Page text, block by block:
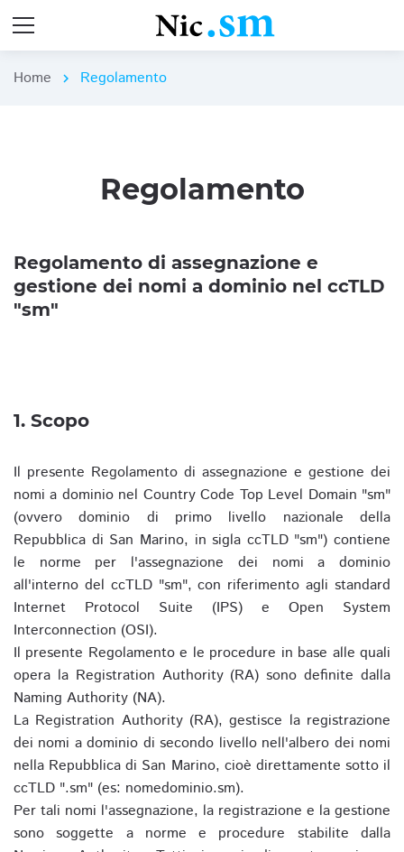
Home chevron_right Regolamento
Regolamento
Regolamento di assegnazione e
gestione dei nomi a dominio nel ccTLD
"sm"
1. Scopo
Il presente Regolamento di assegnazione e gestione dei
nomi a dominio nel Country Code Top Level Domain "sm"
(ovvero dominio di primo livello nazionale della
Repubblica di San Marino, in sigla ccTLD "sm") contiene
le norme per l'assegnazione dei nomi a dominio
all'interno del ccTLD "sm", con riferimento agli standard
Internet Protocol Suite (IPS) e Open System
Interconnection (OSI).
Il presente Regolamento e le procedure in base alle quali
opera la Registration Authority (RA) sono definite dalla
Naming Authority (NA).
La Registration Authority (RA), gestisce la registrazione
dei nomi a dominio di secondo livello nell'albero dei nomi
nella Repubblica di San Marino, cioè direttamente sotto il
ccTLD ".sm" (es: nomedominio.sm).
Per tali nomi l'assegnazione, la registrazione e la gestione
sono soggette a norme e procedure stabilite dalla